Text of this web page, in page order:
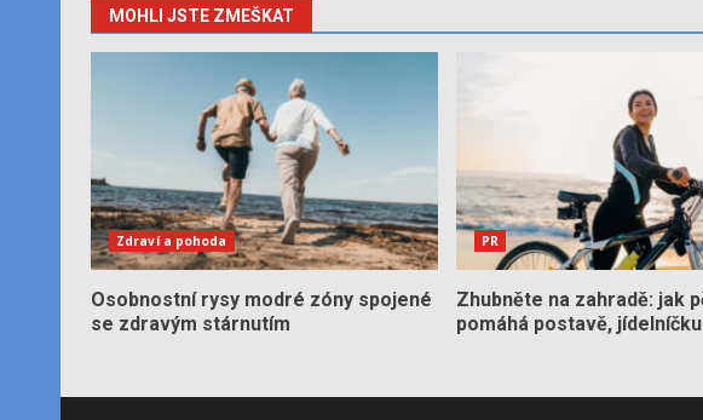
MOHLI JSTE ZMEŠKAT
Zdraví a pohoda
Osobnostní rysy modré zóny spojené
se zdravým stárnutím
PR
Zhubněte na zahradě: jak
pomáhá postavě,